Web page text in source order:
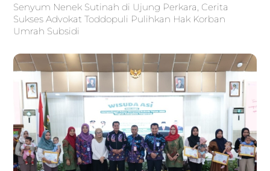
Senyum Nenek Sutinah di Ujung Perkara, Cerita
Sukses Advokat Toddopuli Pulihkan Hak Korban
Umrah Subsidi